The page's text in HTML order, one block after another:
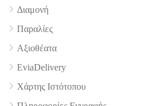
4.9
Διαμονή
Παραλίες
Αξιοθέατα
EviaDelivery
Χάρτης Ιστότοπου